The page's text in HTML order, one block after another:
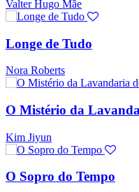
Valter Hugo Mãe
Longe de Tudo
Nora Roberts
O Mistério da
Kim Jiyun
O Sopro do Tempo